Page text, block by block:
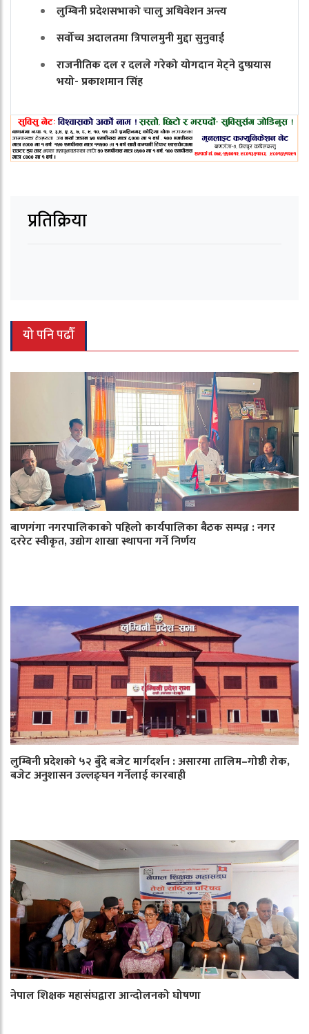
लुम्बिनी प्रदेशसभाको चालु अधिवेशन अन्त्य
सर्वोच्च अदालतमा त्रिपालमुनी मुद्दा सुनुवाई
राजनीतिक दल र दलले गरेको योगदान मेट्ने दुष्प्रयास
भयो- प्रकाशमान सिंह
प्रतिक्रिया
यो पनि पढौँ
बाणगंगा नगरपालिकाको पहिलो कार्यपालिका बैठक सम्पन्न : नगर
दररेट स्वीकृत, उद्योग शाखा स्थापना गर्ने निर्णय
लुम्बिनी प्रदेशको ५२ बुँदे बजेट मार्गदर्शन : असारमा तालिम–गोष्ठी रोक,
बजेट अनुशासन उल्लङ्घन गर्नेलाई कारबाही
नेपाल शिक्षक महासंघद्वारा आन्दोलनको घोषणा